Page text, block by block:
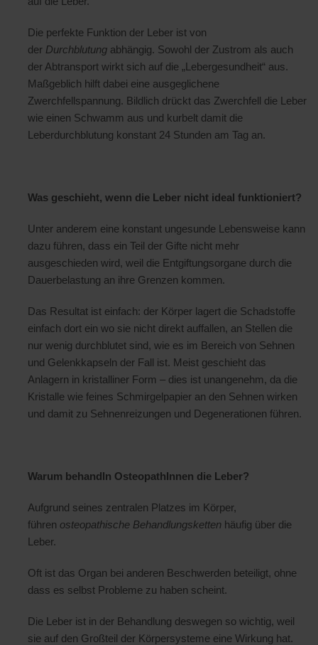
Die perfekte Funktion der Leber ist von
der Durchblutung abhängig. Sowohl der Zustrom als auch
der Abtransport wirkt sich auf die „Lebergesundheit“ aus.
Maßgeblich hilft dabei eine ausgeglichene
Zwerchfellspannung. Bildlich drückt das Zwerchfell die Leber
wie einen Schwamm aus und kurbelt damit die
Leberdurchblutung konstant 24 Stunden am Tag an.
Was geschieht, wenn die Leber nicht ideal funktioniert?
Unter anderem eine konstant ungesunde Lebensweise kann
dazu führen, dass ein Teil der Gifte nicht mehr
ausgeschieden wird, weil die Entgiftungsorgane durch die
Dauerbelastung an ihre Grenzen kommen.
Das Resultat ist einfach: der Körper lagert die Schadstoffe
einfach dort ein wo sie nicht direkt auffallen, an Stellen die
nur wenig durchblutet sind, wie es im Bereich von Sehnen
und Gelenkkapseln der Fall ist. Meist geschieht das
Anlagern in kristalliner Form – dies ist unangenehm, da die
Kristalle wie feines Schmirgelpapier an den Sehnen wirken
und damit zu Sehnenreizungen und Degenerationen führen.
Warum behandln OsteopathInnen die Leber?
Aufgrund seines zentralen Platzes im Körper,
führen osteopathische Behandlungsketten häufig über die
Leber.
Oft ist das Organ bei anderen Beschwerden beteiligt, ohne
dass es selbst Probleme zu haben scheint.
Die Leber ist in der Behandlung deswegen so wichtig, weil
sie auf den Großteil der Körpersysteme eine Wirkung hat.